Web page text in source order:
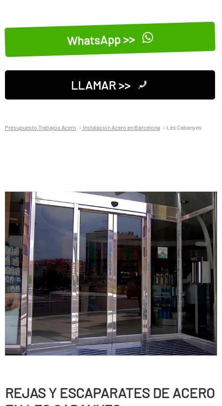
WhatsApp >>
LLAMAR >>
Presupuesto Trabajos Acero Instalacion Acero en Barcelona Les Cabanyes
REJAS Y ESCAPARATES DE ACERO